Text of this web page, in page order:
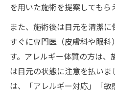
を用いた施術を提案してもら
また、施術後は目元を清潔
すぐに専門医（皮膚科や眼
す。アレルギー体質の方は
は目元の状態に注意を払い
は、「アレルギー対応」「